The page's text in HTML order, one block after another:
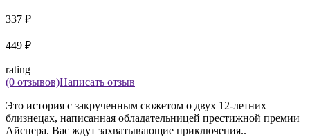
337 ₽
449 ₽
rating
(0 отзывов)Написать отзыв
Это история с закрученным сюжетом о двух 12-летних
близнецах, написанная обладательницей престижной премии
Айснера. Вас ждут захватывающие приключения..